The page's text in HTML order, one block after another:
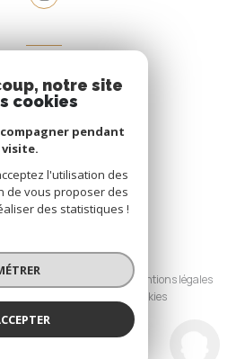
Le Mas Provencal
propriétaire
| Tous droits réservés
Nos partenaires
Mentions légales
Cookies
notre site
cookies
pendant
l'utilisation des
de vous proposer des
des statistiques !